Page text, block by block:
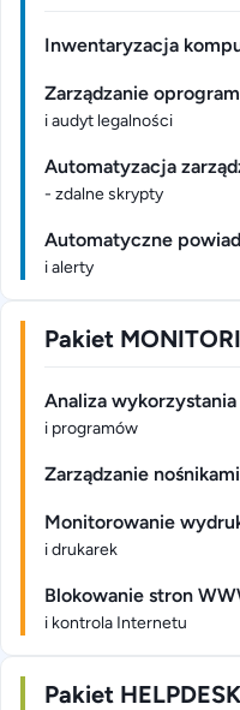
Inwentaryzacja
Zarządzanie
i audyt legalności
Automatyzacja
- zdalne skrypty
Automatyczne
i alerty
Pakiet
Analiza
i programów
Zarządzanie
Monitorowanie
i drukarek
Blokowanie stron
i kontrola Internetu
Pakiet HELPDESK